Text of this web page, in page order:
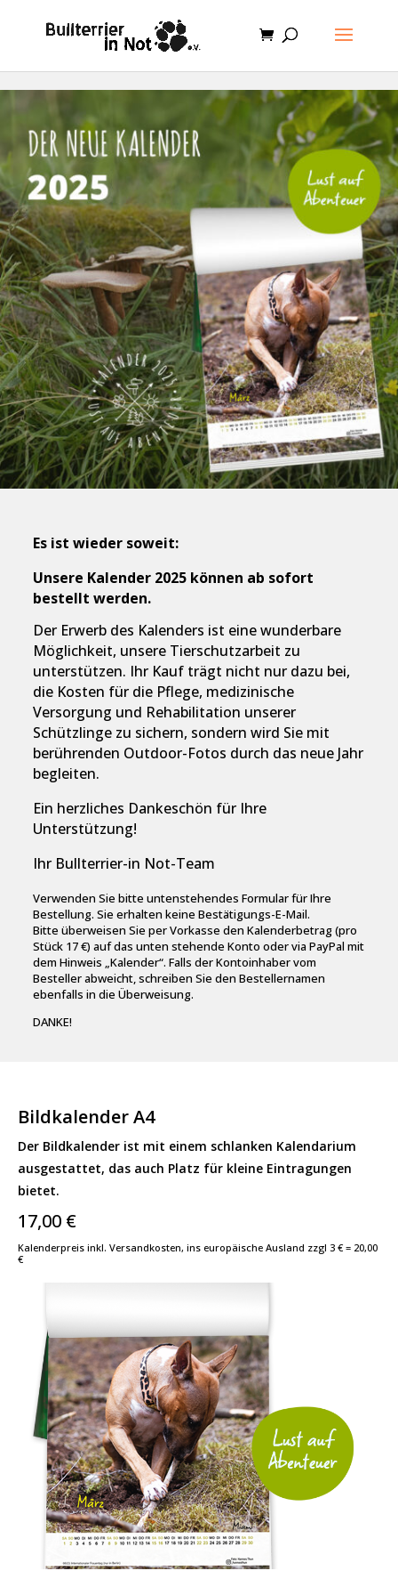
Es ist wieder soweit:
Unsere Kalender 2025 können ab sofort
bestellt werden.
Der Erwerb des Kalenders ist eine wunderbare
Möglichkeit, unsere Tierschutzarbeit zu
unterstützen. Ihr Kauf trägt nicht nur dazu bei,
die Kosten für die Pflege, medizinische
Versorgung und Rehabilitation unserer
Schützlinge zu sichern, sondern wird Sie mit
berührenden Outdoor-Fotos durch das neue Jahr
begleiten.
Ein herzliches Dankeschön für Ihre
Unterstützung!
Ihr Bullterrier-in Not-Team
Verwenden Sie bitte untenstehendes Formular für Ihre
Bestellung. Sie erhalten keine Bestätigungs-E-Mail.
Bitte überweisen Sie per Vorkasse den Kalenderbetrag (pro
Stück 17 €) auf das unten stehende Konto oder via PayPal mit
dem Hinweis „Kalender“. Falls der Kontoinhaber vom
Besteller abweicht, schreiben Sie den Bestellernamen
ebenfalls in die Überweisung.
DANKE!
Bildkalender A4
Der Bildkalender ist mit einem schlanken Kalendarium
ausgestattet, das auch Platz für kleine Eintragungen
bietet.
17,00 €
Kalenderpreis inkl. Versandkosten, ins europäische Ausland zzgl 3 € = 20,00
€